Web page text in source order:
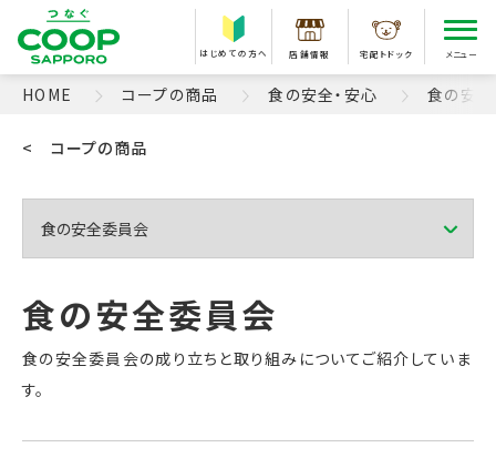
はじめての方へ 店舗情報 宅配トドック メニュー
HOME コープの商品 食の安全・安心 食の安
食の安全委員会の成り立ちと取り組みについてご紹介していま
す。
< コープの商品